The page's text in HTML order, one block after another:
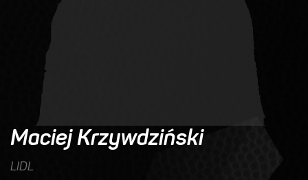
Maciej Krzywdziński
LIDL